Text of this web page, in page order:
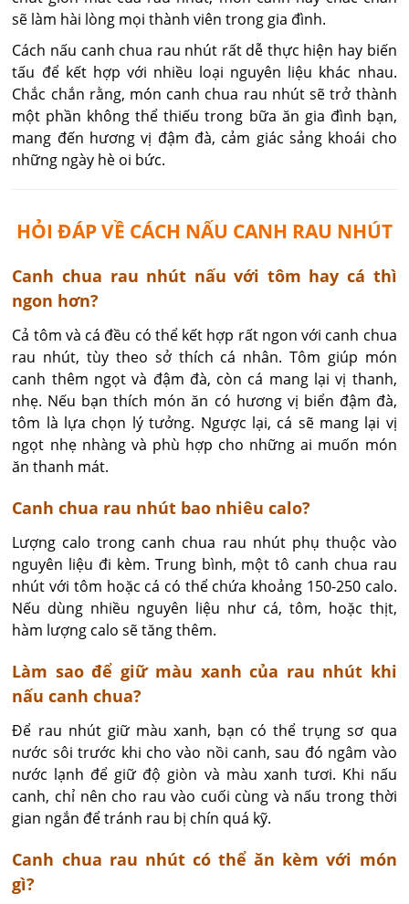
sẽ làm hài lòng mọi thành viên trong gia đình.
Cách nấu canh chua rau nhút rất dễ thực hiện hay biến
tấu để kết hợp với nhiều loại nguyên liệu khác nhau.
Chắc chắn rằng, món canh chua rau nhút sẽ trở thành
một phần không thể thiếu trong bữa ăn gia đình bạn,
mang đến hương vị đậm đà, cảm giác sảng khoái cho
những ngày hè oi bức.
HỎI ĐÁP VỀ CÁCH NẤU CANH RAU NHÚT
Canh chua rau nhút nấu với tôm hay cá thì
ngon hơn?
Cả tôm và cá đều có thể kết hợp rất ngon với canh chua
rau nhút, tùy theo sở thích cá nhân. Tôm giúp món
canh thêm ngọt và đậm đà, còn cá mang lại vị thanh,
nhẹ. Nếu bạn thích món ăn có hương vị biển đậm đà,
tôm là lựa chọn lý tưởng. Ngược lại, cá sẽ mang lại vị
ngọt nhẹ nhàng và phù hợp cho những ai muốn món
ăn thanh mát.
Canh chua rau nhút bao nhiêu calo?
Lượng calo trong canh chua rau nhút phụ thuộc vào
nguyên liệu đi kèm. Trung bình, một tô canh chua rau
nhút với tôm hoặc cá có thể chứa khoảng 150-250 calo.
Nếu dùng nhiều nguyên liệu như cá, tôm, hoặc thịt,
hàm lượng calo sẽ tăng thêm.
Làm sao để giữ màu xanh của rau nhút khi
nấu canh chua?
Để rau nhút giữ màu xanh, bạn có thể trụng sơ qua
nước sôi trước khi cho vào nồi canh, sau đó ngâm vào
nước lạnh để giữ độ giòn và màu xanh tươi. Khi nấu
canh, chỉ nên cho rau vào cuối cùng và nấu trong thời
gian ngắn để tránh rau bị chín quá kỹ.
Canh chua rau nhút có thể ăn kèm với món
gì?